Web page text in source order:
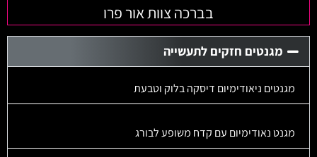
בברכה צוות אור פרו
מגנטים חזקים לתעשייה
מגנטים ניאודימיום דיסקה בלוק וטבעת
מגנט נאודימיום עם קדח משופע לבורג